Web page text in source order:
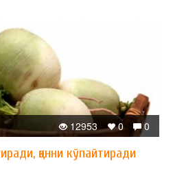
0
0
12953
қонни кўпайтиради